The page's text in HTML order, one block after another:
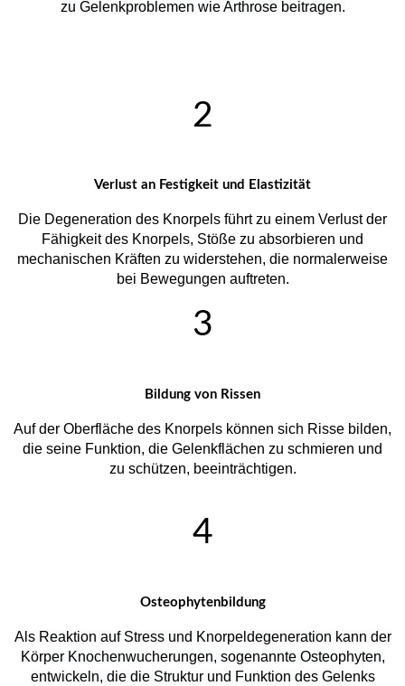
zu Gelenkproblemen wie Arthrose beitragen.
2
Verlust an Festigkeit und Elastizität
Die Degeneration des Knorpels führt zu einem Verlust der
Fähigkeit des Knorpels, Stöße zu absorbieren und
mechanischen Kräften zu widerstehen, die normalerweise
bei Bewegungen auftreten.
3
Bildung von Rissen
Auf der Oberfläche des Knorpels können sich Risse bilden,
die seine Funktion, die Gelenkflächen zu schmieren und
zu schützen, beeinträchtigen.
4
Osteophytenbildung
Als Reaktion auf Stress und Knorpeldegeneration kann der
Körper Knochenwucherungen, sogenannte Osteophyten,
entwickeln, die die Struktur und Funktion des Gelenks